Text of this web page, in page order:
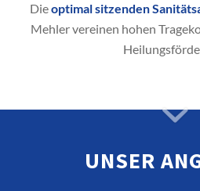
Dieoptimal sitzenden
Mehler vereinen hohen
UNSER